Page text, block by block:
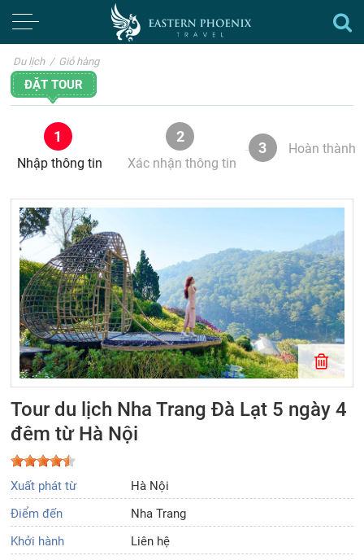
Du lịch / Giỏ hàng
ĐẶT TOUR
1
Nhập thông tin
2
Xác nhận thông tin
3 Hoàn thành
Tour du lịch Nha Trang Đà Lạt 5 ngày 4
đêm từ Hà Nội
Xuất phát từ
Hà Nội
Điểm đến
Nha Trang
Khởi hành
Liên hệ